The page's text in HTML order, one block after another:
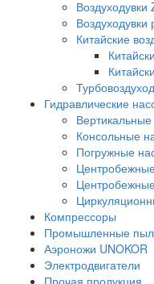
Воздуходувки
Воздуходувки
Китайские
Гидравлические
Консольные
Погружные
Компрессоры
Промышленные
Аэроножи UNOKOR
Электродвигатели